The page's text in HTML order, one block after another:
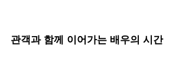
관객과 함께 이어가는 배우의 시간